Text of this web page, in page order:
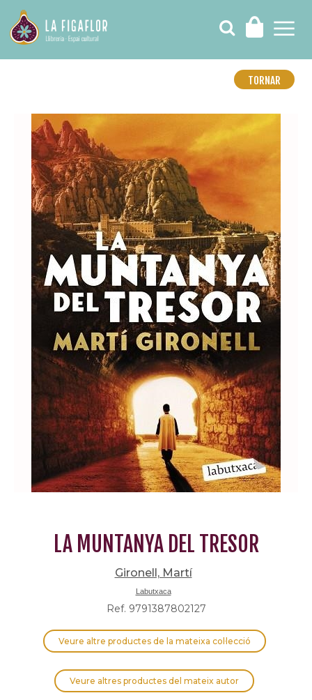
TORNAR
LA MUNTANYA DEL TRESOR
Gironell, Martí
Labutxaca
Ref. 9791387802127
Veure altre productes de la mateixa col·lecció
Veure altres productes del mateix autor